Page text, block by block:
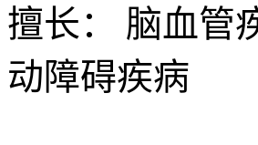
擅长：
脑血管
动障碍疾病